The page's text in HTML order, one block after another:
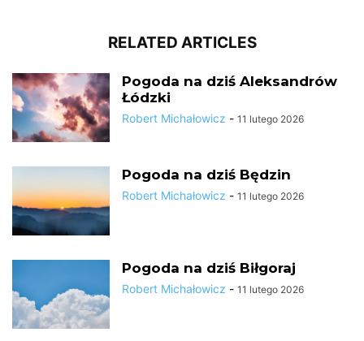
RELATED ARTICLES
Pogoda na dziś Aleksandrów
Łódzki
Robert Michałowicz - 11 lutego 2026
Pogoda na dziś Będzin
Robert Michałowicz - 11 lutego 2026
Pogoda na dziś Biłgoraj
Robert Michałowicz - 11 lutego 2026